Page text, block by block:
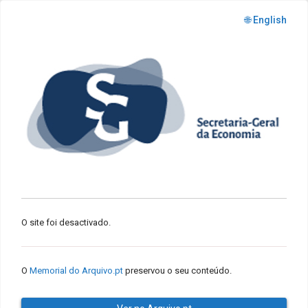
🌐 English
O site foi desactivado.
O Memorial do Arquivo.pt preservou o seu conteúdo.